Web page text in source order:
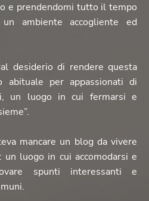
e prendendomi tutto il tempo
ambiente accogliente ed
desiderio di rendere questa
abituale per appassionati di
un luogo in cui fermarsi e
mancare un blog da vivere
luogo in cui accomodarsi e
spunti interessanti e